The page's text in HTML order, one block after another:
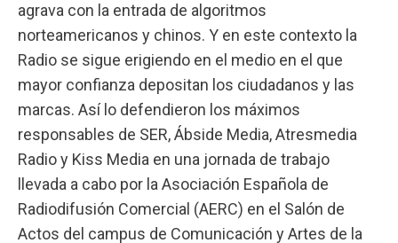
agrava con la entrada de algoritmos
norteamericanos y chinos. Y en este contexto la
Radio se sigue erigiendo en el medio en el que
mayor confianza depositan los ciudadanos y las
marcas. Así lo defendieron los máximos
responsables de SER,Ábside Media,Atresmedia
Radioy Kiss Media en una jornada de trabajo
llevada a cabo por la Asociación Española de
Radiodifusión Comercial (AERC) en el Salón de
Actos del campus de Comunicación y Artes de la